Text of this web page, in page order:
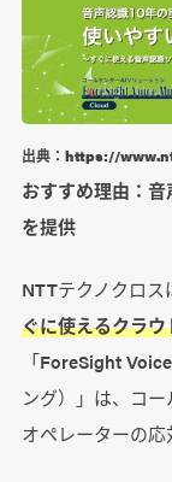
出典：https://
おすすめ理由：
を提供
NTTテクノクロス
ぐに使えるクラ
「ForeSight
ング）」は、コー
オペレーターの応